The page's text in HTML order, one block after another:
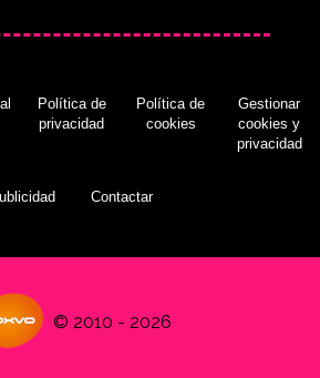
Política de
privacidad
Política de
cookies
Gestionar
cookies y
privacidad
Contactar
© 2010 - 2026